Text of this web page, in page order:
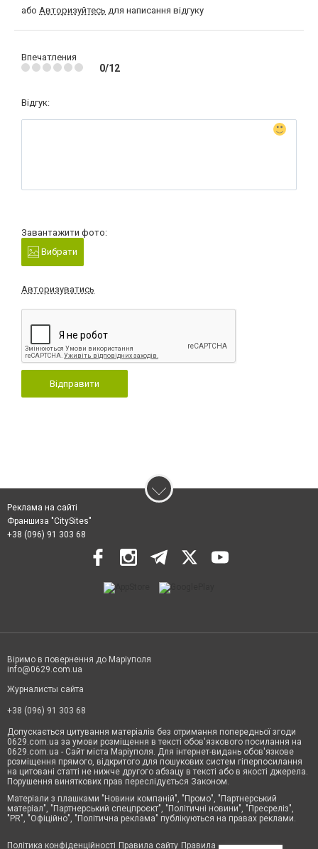
або Авторизуйтесь для написання відгуку
Впечатления
0/12
Відгук:
Завантажити фото:
Вибрати
Авторизуватись
Відправити
Реклама на сайті
Франшиза "CitySites"
+38 (096) 91 303 68
Віримо в повернення до Маріуполя
info@0629.com.ua
Журналисты сайта
+38 (096) 91 303 68
Допускається цитування матеріалів без отримання попередньої згоди
0629.com.ua за умови розміщення в тексті обов'язкового посилання на
0629.com.ua - Сайт міста Маріуполя. Для інтернет-видань обов'язкове
розміщення прямого, відкритого для пошукових систем гіперпосилання
на цитовані статті не нижче другого абзацу в тексті або в якості джерела.
Порушення виняткових прав переслідується Законом.
Матеріали з плашками "Новини компаній", "Промо", "Партнерський
матеріал", "Партнерський спецпроєкт", "Політичні новини", "Пресреліз",
"PR", "Офіційно", "Політична реклама" публікуються на правах реклами.
Політика конфіденційності Правила сайту Правила